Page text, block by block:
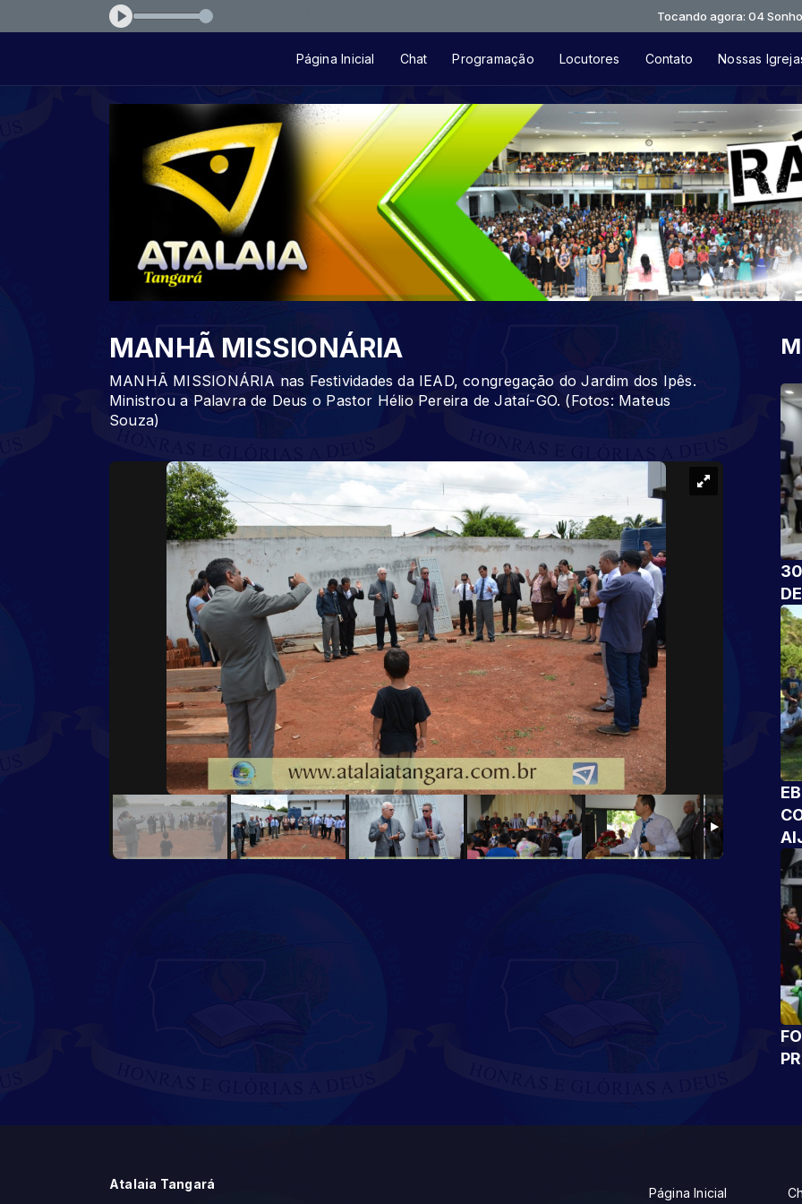
Lazaro E Eduardo [MIMP3] Tocando agora: 04 Sonho Voz
Página Inicial Chat Programação Locutores Contato Nossas
MANHÃ MISSIONÁRIA
MANHÃ MISSIONÁRIA nas Festividades da IEAD, congregação do Jardim dos Ipês.
Ministrou a Palavra de Deus o Pastor Hélio Pereira de Jataí-GO. (Fotos: Mateus
Souza)
Atalaia Tangará
Página Inicial